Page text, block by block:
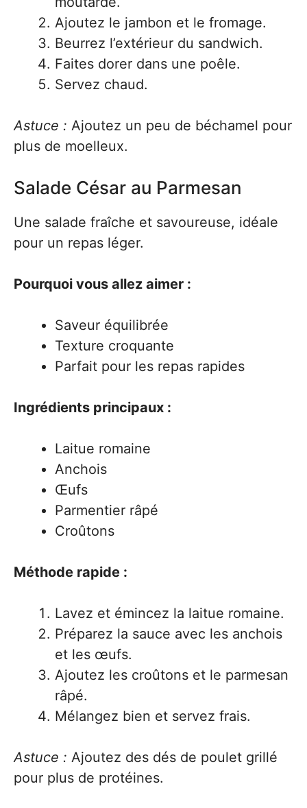
Ajoutez le jambon et le fromage.
Beurrez l’extérieur du sandwich.
Faites dorer dans une poêle.
Servez chaud.
Astuce : Ajoutez un peu de béchamel pour
plus de moelleux.
Salade César au Parmesan
Une salade fraîche et savoureuse, idéale
pour un repas léger.
Pourquoi vous allez aimer :
Saveur équilibrée
Texture croquante
Parfait pour les repas rapides
Ingrédients principaux :
Laitue romaine
Anchois
Œufs
Parmentier râpé
Croûtons
Méthode rapide :
Lavez et émincez la laitue romaine.
Préparez la sauce avec les anchois
et les œufs.
Ajoutez les croûtons et le parmesan
râpé.
Mélangez bien et servez frais.
Astuce : Ajoutez des dés de poulet grillé
pour plus de protéines.